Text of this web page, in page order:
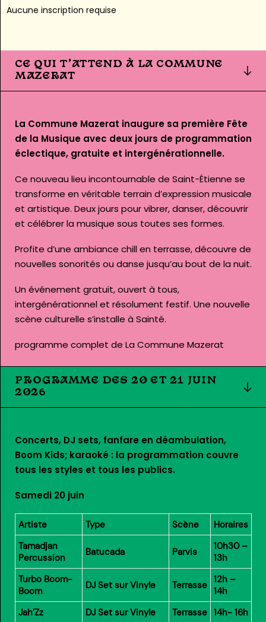
Aucune inscription requise
CE QUI T’ATTEND À LA COMMUNE
MAZERAT
La Commune Mazerat inaugure sa première Fête
de la Musique avec deux jours de programmation
éclectique, gratuite et intergénérationnelle.
Ce nouveau lieu incontournable de Saint-Étienne se
transforme en véritable terrain d’expression musicale
et artistique. Deux jours pour vibrer, danser, découvrir
et célébrer la musique sous toutes ses formes.
Profite d’une ambiance chill en terrasse, découvre de
nouvelles sonorités ou danse jusqu’au bout de la nuit.
Un événement gratuit, ouvert à tous,
intergénérationnel et résolument festif. Une nouvelle
scène culturelle s’installe à Sainté.
programme complet de La Commune Mazerat
PROGRAMME DES 20 ET 21 JUIN
2026
Concerts, DJ sets, fanfare en déambulation,
Boom Kids; karaoké : la programmation couvre
tous les styles et tous les publics.
Samedi 20 juin
Artiste Type Scène
Horaires
Tamadjan
Percussion
Batucada Parvis
10h30 –
13h
Turbo Boom-
Boom
DJ Set sur Vinyle Terrasse 12h –
14h
Jah’Zz
DJ Set sur Vinyle Terrasse 14h- 16h